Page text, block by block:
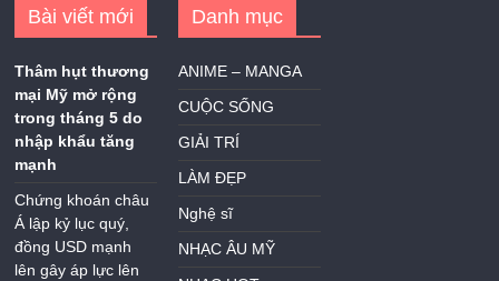
Bài viết mới
Thâm hụt thương
mại Mỹ mở rộng
trong tháng 5 do
nhập khẩu tăng
mạnh
Chứng khoán châu
Á lập kỷ lục quý,
đồng USD mạnh
lên gây áp lực lên
Danh mục
ANIME – MANGA
CUỘC SỐNG
GIẢI TRÍ
LÀM ĐẸP
Nghệ sĩ
NHẠC ÂU MỸ